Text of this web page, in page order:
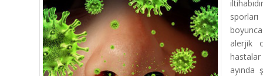
alerjik
ayında